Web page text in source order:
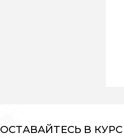
ОСТАВАЙТЕСЬ В